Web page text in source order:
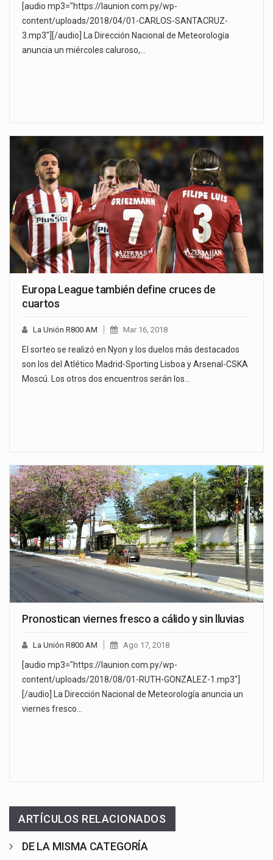
[audio mp3="https://launion.com.py/wp-
content/uploads/2018/04/01-CARLOS-SANTACRUZ-
3.mp3"][/audio] La Dirección Nacional de Meteorología
anuncia un miércoles caluroso,…
Europa League también define cruces de
cuartos
La Unión R800 AM Mar 16, 2018
El sorteo se realizó en Nyon y los duelos más destacados
son los del Atlético Madrid-Sporting Lisboa y Arsenal-CSKA
Moscú. Los otros dos encuentros serán los…
Pronostican viernes fresco a cálido y sin lluvias
La Unión R800 AM Ago 17, 2018
[audio mp3="https://launion.com.py/wp-
content/uploads/2018/08/01-RUTH-GONZALEZ-1.mp3"]
[/audio] La Dirección Nacional de Meteorología anuncia un
viernes fresco…
ARTÍCULOS RELACIONADOS
DE LA MISMA CATEGORÍA